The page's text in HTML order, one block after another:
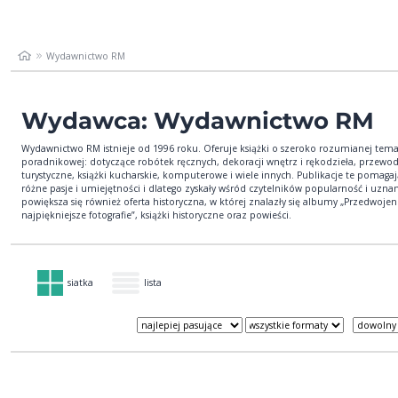
Wydawnictwo RM
Wydawca: Wydawnictwo RM
Wydawnictwo RM istnieje od 1996 roku. Oferuje książki o szeroko rozumianej
poradnikowej: dotyczące robótek ręcznych, dekoracji wnętrz i rękodzieła,
turystyczne, książki kucharskie, komputerowe i wiele innych. Publikacje te
różne pasje i umiejętności i dlatego zyskały wśród czytelników popularność i
powiększa się również oferta historyczna, w której znalazły się albumy
najpiękniejsze fotografie”, książki historyczne oraz powieści.
siatka lista